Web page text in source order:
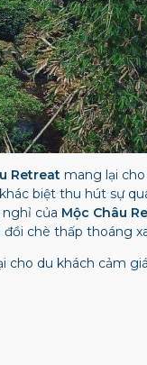
Retreatmang lại cho
biệt thu hút sự
của Mộc Châu
chè thấp thoáng
cho du khách cảm